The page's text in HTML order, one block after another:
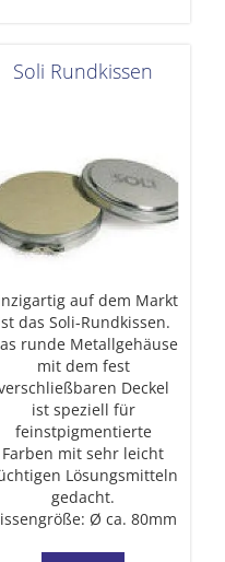
Soli Rundkissen
auf dem Markt
das Soli-Rundkissen.
runde Metallgehäuse
mit dem fest
Deckel
ist speziell für
feinstpigmentierte
Farben mit sehr leicht
Lösungsmitteln
gedacht.
Ø ca. 80mm